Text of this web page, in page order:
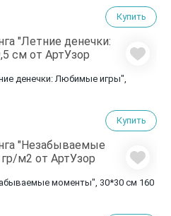
Купить
денечки: Любимые игры",
Купить